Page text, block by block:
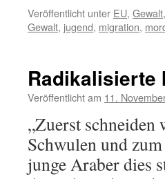
Veröffentlicht unter EU, Gewalt,
Gewalt, jugend, migration,
Radikalisierte
Veröffentlicht am 11.
„Zuerst schneiden
Schwulen und
junge Araber dies